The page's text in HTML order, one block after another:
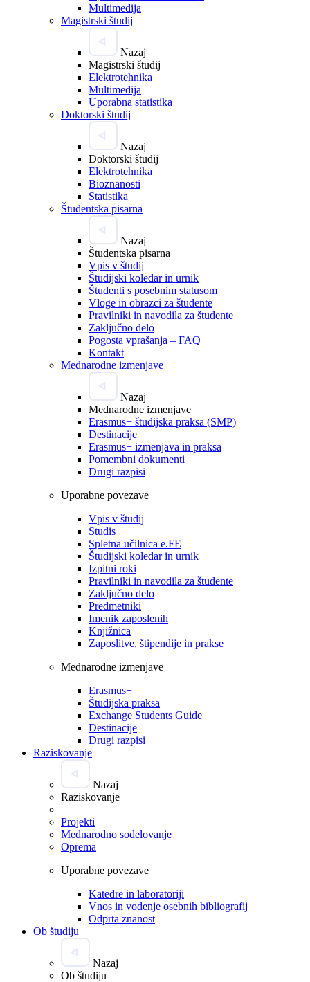
Multimedija
Magistrski študij
Nazaj
Magistrski študij
Elektrotehnika
Multimedija
Uporabna statistika
Doktorski študij
Nazaj
Doktorski študij
Elektrotehnika
Bioznanosti
Statistika
Študentska pisarna
Nazaj
Študentska pisarna
Vpis v študij
Študijski koledar in urnik
Študenti s posebnim statusom
Vloge in obrazci za študente
Pravilniki in navodila za študente
Zaključno delo
Pogosta vprašanja – FAQ
Kontakt
Mednarodne izmenjave
Nazaj
Mednarodne izmenjave
Erasmus+ študijska praksa (SMP)
Destinacije
Erasmus+ izmenjava in praksa
Pomembni dokumenti
Drugi razpisi
Uporabne povezave
Vpis v študij
Studis
Spletna učilnica e.FE
Študijski koledar in urnik
Izpitni roki
Pravilniki in navodila za študente
Zaključno delo
Predmetniki
Imenik zaposlenih
Knjižnica
Zaposlitve, štipendije in prakse
Mednarodne izmenjave
Erasmus+
Študijska praksa
Exchange Students Guide
Destinacije
Drugi razpisi
Raziskovanje
Nazaj
Raziskovanje
Projekti
Mednarodno sodelovanje
Oprema
Uporabne povezave
Katedre in laboratoriji
Vnos in vodenje osebnih bibliografij
Odprta znanost
Ob študiju
Nazaj
Ob študiju